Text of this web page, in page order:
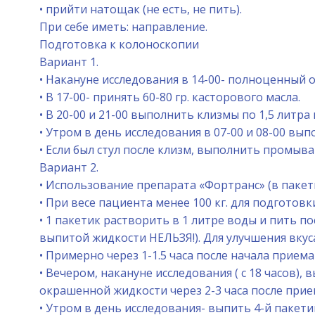
• прийти натощак (не есть, не пить).
При себе иметь: направление.
Подготовка к колоноскопии
Вариант 1.
• Накануне исследования в 14-00- полноценный
• В 17-00- принять 60-80 гр. касторового масла.
• В 20-00 и 21-00 выполнить клизмы по 1,5 литра
• Утром в день исследования в 07-00 и 08-00
• Если был стул после клизм, выполнить
Вариант 2.
• Использование препарата «Фортранс» (в
• При весе пациента менее 100 кг. для
• 1 пакетик растворить в 1 литре воды и пить
выпитой жидкости НЕЛЬЗЯ!). Для улучшения
• Примерно через 1-1.5 часа после начала
• Вечером, накануне исследования ( с 18
окрашенной жидкости через 2-3 часа после
• Утром в день исследования- выпить 4-й